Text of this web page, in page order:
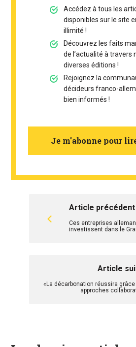
Accédez à tous les
disponibles sur le site
illimité !
Découvrez les faits
de l’actualité à travers
diverses éditions !
Rejoignez la
décideurs franco-
bien informés !
Je m'abonne pour
Article précédent
Ces entreprises
investissent dans le
Article
«La décarbonation réussira grâce
approches